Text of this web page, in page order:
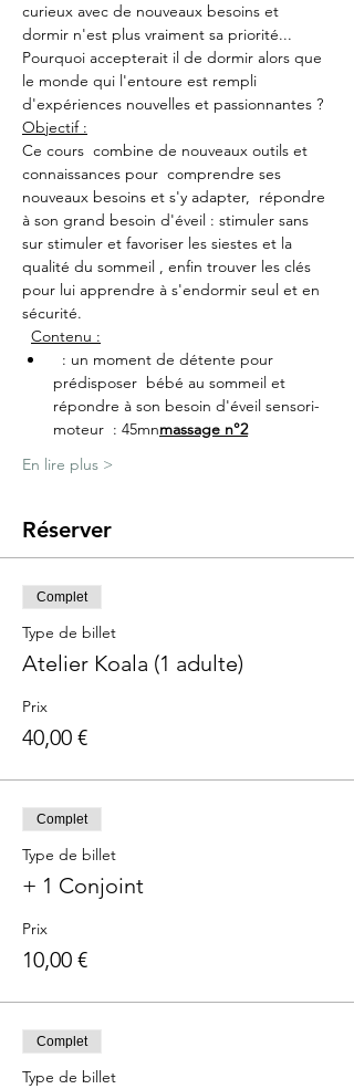
curieux avec de nouveaux besoins et
dormir n'est plus vraiment sa priorité...
Pourquoi accepterait il de dormir alors que
le monde qui l'entoure est rempli
d'expériences nouvelles et passionnantes ?
Objectif :
Ce cours  combine de nouveaux outils et
connaissances pour  comprendre ses
nouveaux besoins et s'y adapter,  répondre
à son grand besoin d'éveil : stimuler sans
sur stimuler et favoriser les siestes et la
qualité du sommeil , enfin trouver les clés
pour lui apprendre à s'endormir seul et en
sécurité.
Contenu :
prédisposer  bébé au sommeil et
répondre à son besoin d'éveil sensori-
moteur  : 45mnmassage n°2
En lire plus >
Réserver
Complet
Type de billet
Atelier Koala (1 adulte)
Prix
40,00 €
Complet
Type de billet
+ 1 Conjoint
Prix
10,00 €
Complet
Type de billet